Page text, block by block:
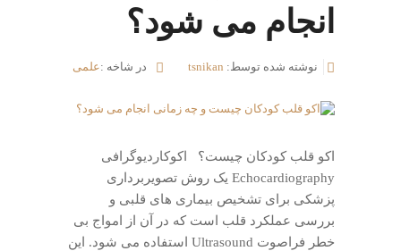
انجام می شود؟
نوشته شده توسط: tsnikan در شاخه :علمی
اکو قلب کودکان چیست؟ اکوکاردیوگرافی
Echocardiography یک روش تصویربرداری
پزشکی برای تشخیص بیماری های قلبی و
بررسی عملکرد قلب است که در آن از امواج بی
خطر فراصوت Ultrasound استفاده می شود. این